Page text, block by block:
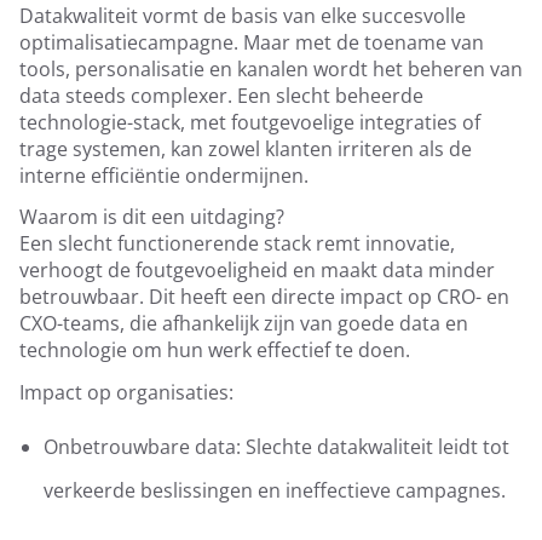
Datakwaliteit vormt de basis van elke succesvolle
optimalisatiecampagne. Maar met de toename van
tools, personalisatie en kanalen wordt het beheren van
data steeds complexer. Een slecht beheerde
technologie-stack, met foutgevoelige integraties of
trage systemen, kan zowel klanten irriteren als de
interne efficiëntie ondermijnen.
Waarom is dit een uitdaging?
Een slecht functionerende stack remt innovatie,
verhoogt de foutgevoeligheid en maakt data minder
betrouwbaar. Dit heeft een directe impact op CRO- en
CXO-teams, die afhankelijk zijn van goede data en
technologie om hun werk effectief te doen.
Impact op organisaties:
Onbetrouwbare data: Slechte datakwaliteit leidt tot
verkeerde beslissingen en ineffectieve campagnes.